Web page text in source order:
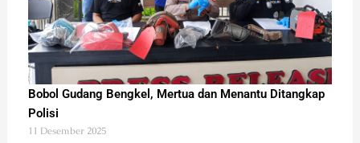
Bobol Gudang Bengkel, Mertua dan Menantu Ditangkap
Polisi
11 Desember 2025